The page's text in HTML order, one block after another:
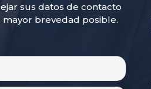
sus datos de contacto
brevedad posible.